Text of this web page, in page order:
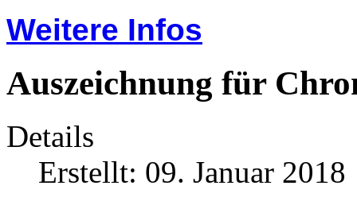
Weitere Infos
Auszeichnung für
Details
Erstellt: 09. Januar 2018